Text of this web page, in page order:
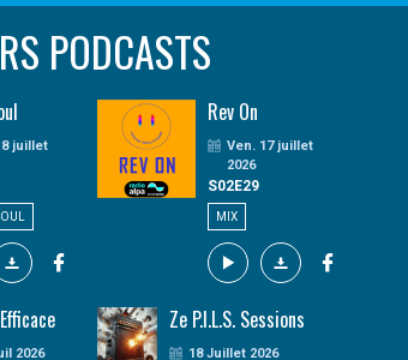
PODCASTS
juillet
Rev On
Ven. 17 juillet
2026
S02E29
MIX
2026
Ze P.I.L.S. Sessions
18 Juillet 2026